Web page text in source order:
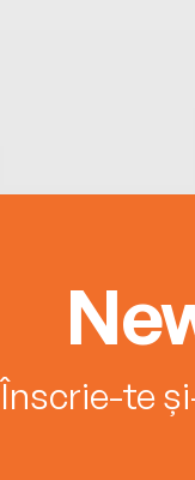
Înscrie-te